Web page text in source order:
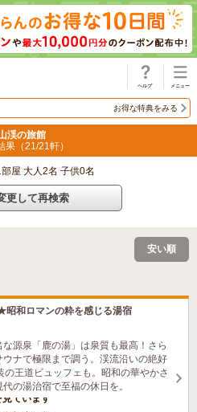
お得な特典をみる
渓の旅館
果（21 /21 軒）
屋 大人2名 子供0名
更して再検索
安い順
昭和ロマンの粋を感じる湯宿
源泉「鹿の湯」は泉質も最高！さら
ウナで極限まで調う。渓流沿いの絶好
の王道ビュッフェも。昭和の華やかさ
の湯治宿で至福の休日を。
ています